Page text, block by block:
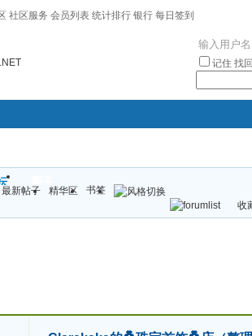
社区服务 会员列表 统计排行 银行 每日签到
记住 找
最新帖子 精华区
书签
收